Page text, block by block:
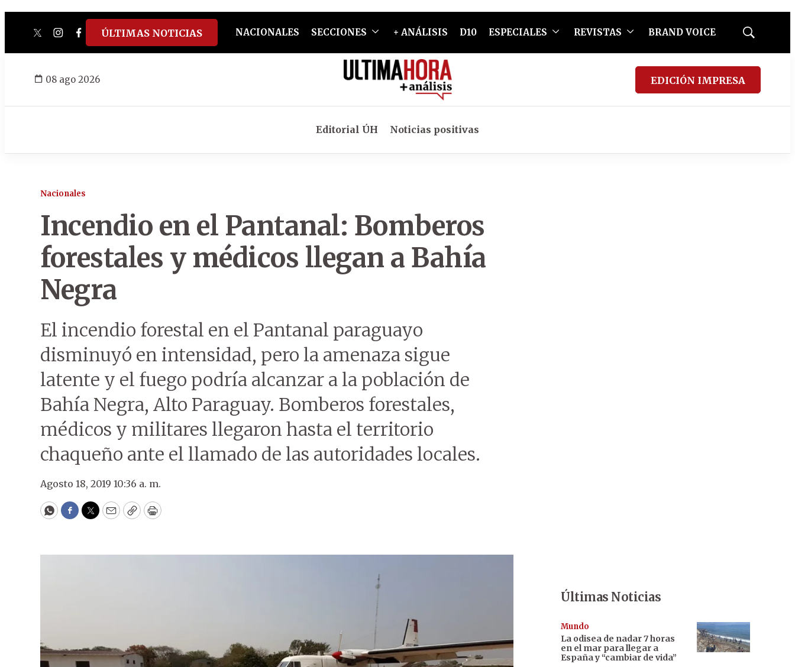
twitterinstagram
facebook
tiktokyoutube
spotify
ÚLTIMAS NOTICIAS NACIONALES SECCIONES + ANÁLISIS D10 ESPECIALES REVISTAS BRAND VOICE
Mostrar
08 ago 2026 EDICIÓN IMPRESA
Editorial ÚH Noticias positivas
Nacionales
Incendio en el Pantanal: Bomberos
forestales y médicos llegan a Bahía
Negra
El incendio forestal en el Pantanal paraguayo
disminuyó en intensidad, pero la amenaza sigue
latente y el fuego podría alcanzar a la población de
Bahía Negra, Alto Paraguay. Bomberos forestales,
médicos y militares llegaron hasta el territorio
chaqueño ante el llamado de las autoridades locales.
Agosto 18, 2019 10:36 a. m.
WhatsApp
Facebook
Twitter
EmailCopyPrint
Últimas Noticias
Mundo
La odisea de nadar 7 horas
en el mar para llegar a
España y “cambiar de vida”